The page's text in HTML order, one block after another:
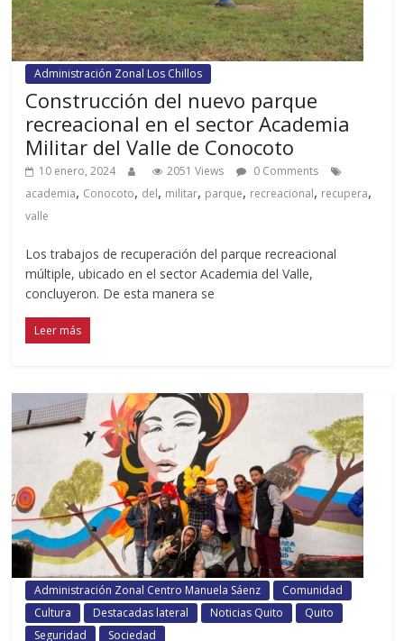
Administración Zonal Los Chillos
Construcción del nuevo parque
recreacional en el sector Academia
Militar del Valle de Conocoto
10 enero, 2024 2051 Views
0 Comments
academia, Conocoto, del, militar, parque, recreacional, recupera,
valle
Los trabajos de recuperación del parque recreacional
múltiple, ubicado en el sector Academia del Valle,
concluyeron. De esta manera se
Leer más
Administración Zonal Centro Manuela Sáenz
Comunidad
Cultura
Destacadas lateral Noticias Quito
Quito
Seguridad
Sociedad